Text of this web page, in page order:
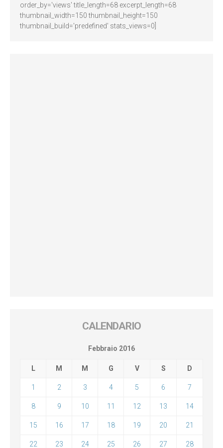
order_by='views' title_length=68 excerpt_length=68
thumbnail_width=150 thumbnail_height=150
thumbnail_build='predefined' stats_views=0]
CALENDARIO
Febbraio 2016
L M M G V S D
1 2 3 4 5 6 7
8 9 10 11 12 13 14
15 16 17 18 19 20 21
22 23 24 25 26 27 28